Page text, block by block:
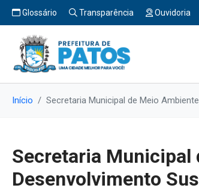
Glossário Transparência Ouvidoria
Início Secretaria Municipal de Meio
Secretaria Municipal
Desenvolvimento